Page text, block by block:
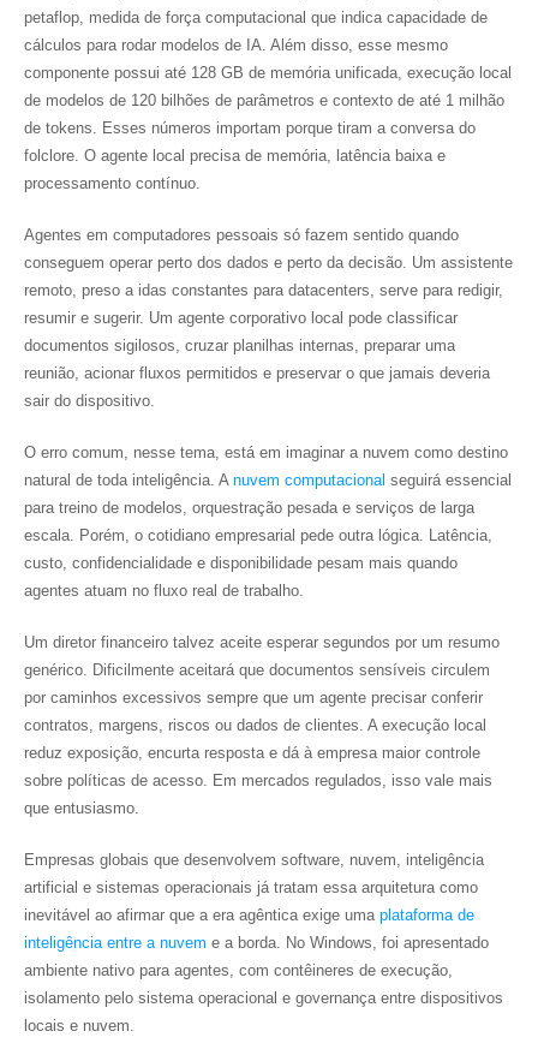
petaflop, medida de força computacional que indica capacidade de
cálculos para rodar modelos de IA. Além disso, esse mesmo
componente possui até 128 GB de memória unificada, execução local
de modelos de 120 bilhões de parâmetros e contexto de até 1 milhão
de tokens. Esses números importam porque tiram a conversa do
folclore. O agente local precisa de memória, latência baixa e
processamento contínuo.
Agentes em computadores pessoais só fazem sentido quando
conseguem operar perto dos dados e perto da decisão. Um assistente
remoto, preso a idas constantes para datacenters, serve para redigir,
resumir e sugerir. Um agente corporativo local pode classificar
documentos sigilosos, cruzar planilhas internas, preparar uma
reunião, acionar fluxos permitidos e preservar o que jamais deveria
sair do dispositivo.
O erro comum, nesse tema, está em imaginar a nuvem como destino
natural de toda inteligência. A nuvem computacional seguirá essencial
para treino de modelos, orquestração pesada e serviços de larga
escala. Porém, o cotidiano empresarial pede outra lógica. Latência,
custo, confidencialidade e disponibilidade pesam mais quando
agentes atuam no fluxo real de trabalho.
Um diretor financeiro talvez aceite esperar segundos por um resumo
genérico. Dificilmente aceitará que documentos sensíveis circulem
por caminhos excessivos sempre que um agente precisar conferir
contratos, margens, riscos ou dados de clientes. A execução local
reduz exposição, encurta resposta e dá à empresa maior controle
sobre políticas de acesso. Em mercados regulados, isso vale mais
que entusiasmo.
Empresas globais que desenvolvem software, nuvem, inteligência
artificial e sistemas operacionais já tratam essa arquitetura como
inevitável ao afirmar que a era agêntica exige uma plataforma de
inteligência entre a nuvem e a borda. No Windows, foi apresentado
ambiente nativo para agentes, com contêineres de execução,
isolamento pelo sistema operacional e governança entre dispositivos
locais e nuvem.